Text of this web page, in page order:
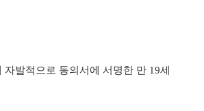
자발적으로 동의서에 서명한 만 19세